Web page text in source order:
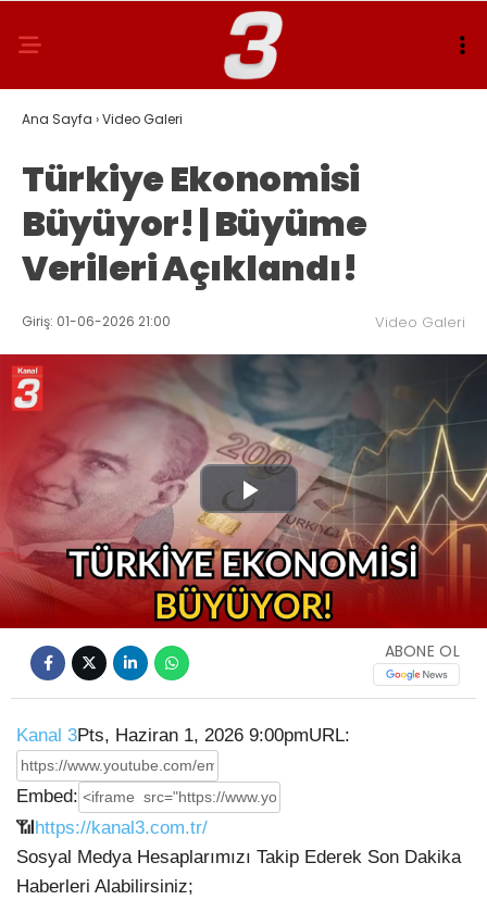
Ana Sayfa ›Video Galeri
Türkiye Ekonomisi
Büyüyor! | Büyüme
Verileri Açıklandı!
Giriş: 01-06-2026 21:00 Video Galeri
Play
Video
ABONE OL
Kanal 3Pts, Haziran 1, 2026 9:00pmURL:
Embed:
📶https://kanal3.com.tr/
Sosyal Medya Hesaplarımızı Takip Ederek Son Dakika
Haberleri Alabilirsiniz;